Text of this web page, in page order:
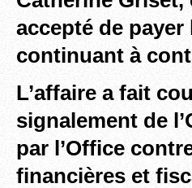
accepté de payer
continuant à
L’affaire a fait
signalement de
par l’Office
financières et